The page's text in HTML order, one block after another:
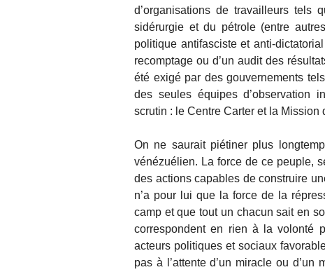
d’organisations de travailleurs tels
sidérurgie et du pétrole (entre
politique antifasciste et anti-
recomptage ou d’un audit des
été exigé par des gouvernements
des seules équipes d’observation
scrutin : le Centre Carter et la Mission
On ne saurait piétiner plus
vénézuélien. La force de ce peuple,
des actions capables de construire
n’a pour lui que la force de la
camp et que tout un chacun sait en
correspondent en rien à la volonté
acteurs politiques et sociaux
pas à l’attente d’un miracle ou d’un